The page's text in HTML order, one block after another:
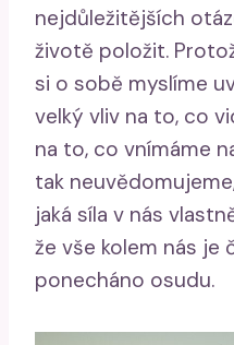
nejdůležitějších
životě položit.
si o sobě myslíme
velký vliv na to, co
na to, co vnímáme
tak
jaká síla v nás
že vše kolem nás je
ponecháno osudu.